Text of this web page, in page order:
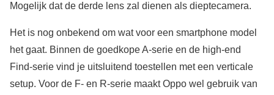
Mogelijk dat de derde lens zal dienen als dieptecamera.
Het is nog onbekend om wat voor een smartphone model
het gaat. Binnen de goedkope A-serie en de high-end
Find-serie vind je uitsluitend toestellen met een verticale
setup. Voor de F- en R-serie maakt Oppo wel gebruik van